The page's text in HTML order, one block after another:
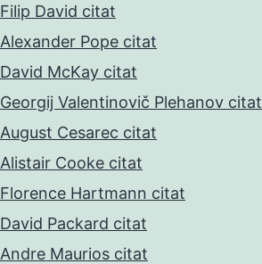
Filip David citat
Alexander Pope citat
David McKay citat
Georgij Valentinovič Plehanov citat
August Cesarec citat
Alistair Cooke citat
Florence Hartmann citat
David Packard citat
Andre Maurios citat